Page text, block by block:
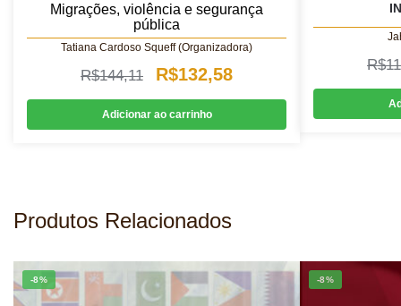
Migrações, violência e segurança
pública
Tatiana Cardoso Squeff (Organizadora)
R$144,11
O
preço
original
R$132,58O
preço
atual
Adicionar ao carrinho
R$
Produtos Relacionados
-8% -8%